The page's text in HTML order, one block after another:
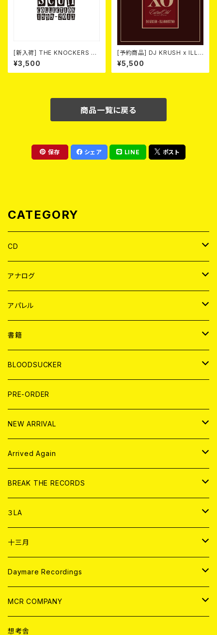
[新入荷] THE KNOCKERS 『S
CUM COLLECTION 1999
～2013』(2xCD)
¥3,500
[予約商品] DJ KRUSH x ILL-
BOSSTINO / XO (2CD)(限定
盤) 2026年08月05日発売！
¥5,500
商品一覧に戻る
保存 シェア LINE ポスト
CATEGORY
CD
JAPAN
WORLD
アナログ
JAPAN
７EP
LP
WORLD
7EP
LP
アパレル
JAPAN
T-shirt
HOOD
WORLD
T-shirt
HOOD
書籍
MAGAZINE
BOLLOCKS
EL ZINE
写真集 (PHOTOBOOK)
BLOODSUCKER
CD
アナログ
アパレル
書籍
DIGITAL CONTENTS
PRE-ORDER
NEW ARRIVAL
CD
アナログ
Arrived Again
CD
アナログ
BREAK THE RECORDS
CD
ANALOG
アパレル
３LA
CD
ANALOG
十三月
CD
ANALOG
Daymare Recordings
CD
ANALOG
MCR COMPANY
CD
想考舎